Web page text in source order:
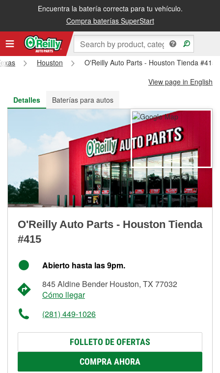
Encuentra la batería correcta para tu vehículo.
Compra baterías SuperStart
Recibe tu orden gratis al día siguiente o recógela en la tienda
Houston
O'Reilly Auto Parts - Houston Tienda #415
View page in English
Detalles
Baterías para autos
O'Reilly Auto Parts - Houston Tienda
#415
Abierto hasta las 9pm.
845 Aldine Bender Houston, TX 77032
Cómo llegar
(281) 449-1026
FOLLETO DE OFERTAS
COMPRA AHORA